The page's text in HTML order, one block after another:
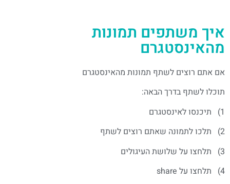
איך משתפים תמונות
מהאינסטגרם
אם אתם רוצים לשתף תמונות מהאינסטגרם
תוכלו לשתף בדרך הבאה:
1) תיכנסו לאינסטגרם
2) תלכו לתמונה שאתם רוצים לשתף
3) תלחצו על שלושת העיגולים
4) תלחצו על share